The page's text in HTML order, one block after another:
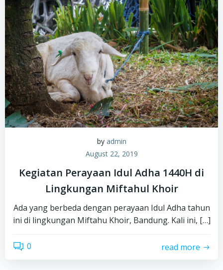
by admin
August 22, 2019
Kegiatan Perayaan Idul Adha 1440H di
Lingkungan Miftahul Khoir
Ada yang berbeda dengan perayaan Idul Adha tahun
ini di lingkungan Miftahu Khoir, Bandung. Kali ini, […]
0 read more